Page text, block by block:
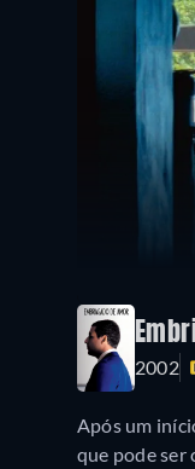
2002
Após um
que pode ser